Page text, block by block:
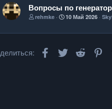
Вопросы по
rehmke 10 Май 2026
Facebook
Twitter Reddit